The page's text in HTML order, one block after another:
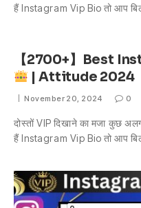
हैं Instagram Vip Bio तो आप
【2700+】Best
| Attitude 2024
November 20, 2024 0
दोस्तों VIP दिखाने का मजा कुछ
हैं Instagram Vip Bio तो आप